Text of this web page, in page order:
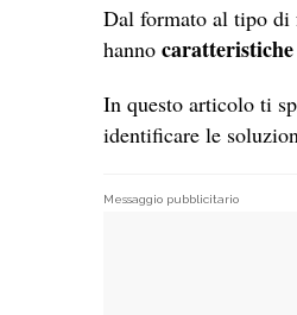
Dal formato al tipo di
hanno caratteristiche
In questo articolo ti
identificare le
Messaggio pubblicitario